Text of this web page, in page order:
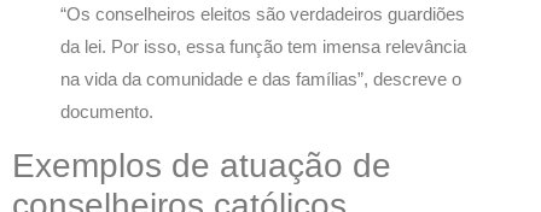
“Os conselheiros eleitos são verdadeiros guardiões
da lei. Por isso, essa função tem imensa relevância
na vida da comunidade e das famílias”, descreve o
documento.
Exemplos de atuação de